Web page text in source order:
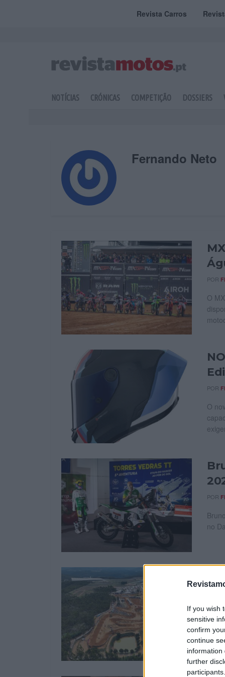
If you wish
sensitive
confirm
continue
information
further
Revista Carros
NOTÍCIAS CRÓNICAS COMPETIÇÃO DOSSIERS
Fernando Neto
POR
O
POR
O
POR
no